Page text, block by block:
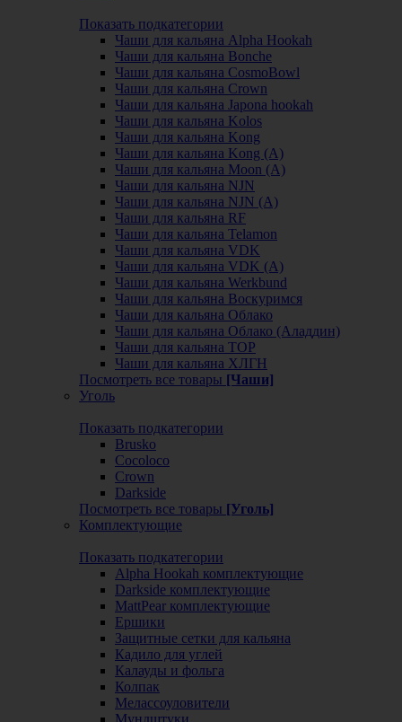
Показать подкатегории
Чаши для кальяна Alpha Hookah
Чаши для кальяна Bonche
Чаши для кальяна CosmoBowl
Чаши для кальяна Crown
Чаши для кальяна Japona hookah
Чаши для кальяна Kolos
Чаши для кальяна Kong
Чаши для кальяна Kong (A)
Чаши для кальяна Moon (А)
Чаши для кальяна NJN
Чаши для кальяна NJN (А)
Чаши для кальяна RF
Чаши для кальяна Telamon
Чаши для кальяна VDK
Чаши для кальяна VDK (А)
Чаши для кальяна Werkbund
Чаши для кальяна Воскуримся
Чаши для кальяна Облако
Чаши для кальяна Облако (Аладдин)
Чаши для кальяна ТОР
Чаши для кальяна ХЛГН
Посмотреть все товары [Чаши]
Уголь
Показать подкатегории
Brusko
Cocoloco
Crown
Darkside
Посмотреть все товары [Уголь]
Комплектующие
Показать подкатегории
Alpha Hookah комплектующие
Darkside комплектующие
MattPear комплектующие
Ершики
Защитные сетки для кальяна
Кадило для углей
Калауды и фольга
Колпак
Мелассоуловители
Мундштуки